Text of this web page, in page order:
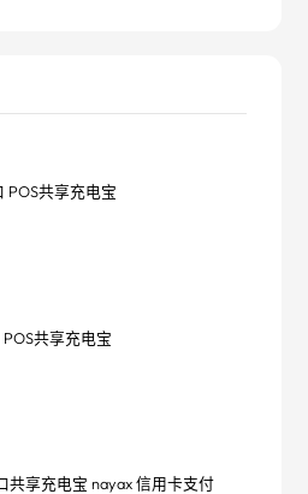
POS共享充电宝
POS共享充电宝
共享充电宝 nayax 信用卡支付